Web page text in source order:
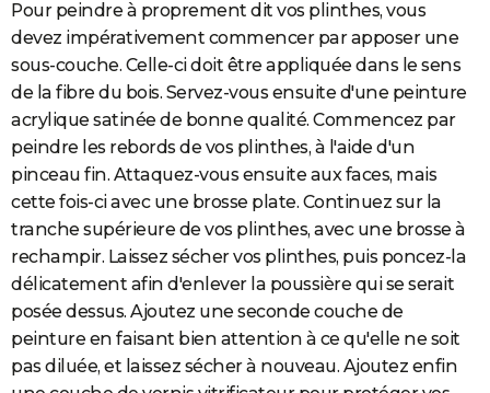
Pour peindre à proprement dit vos plinthes, vous
devez impérativement commencer par apposer une
sous-couche. Celle-ci doit être appliquée dans le sens
de la fibre du bois. Servez-vous ensuite d'une peinture
acrylique satinée de bonne qualité. Commencez par
peindre les rebords de vos plinthes, à l'aide d'un
pinceau fin. Attaquez-vous ensuite aux faces, mais
cette fois-ci avec une brosse plate. Continuez sur la
tranche supérieure de vos plinthes, avec une brosse à
rechampir. Laissez sécher vos plinthes, puis poncez-la
délicatement afin d'enlever la poussière qui se serait
posée dessus. Ajoutez une seconde couche de
peinture en faisant bien attention à ce qu'elle ne soit
pas diluée, et laissez sécher à nouveau. Ajoutez enfin